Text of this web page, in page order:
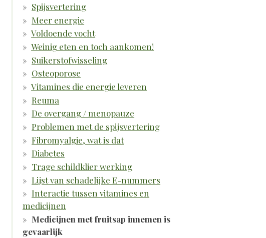
Spijsvertering
Meer energie
Voldoende vocht
Weinig eten en toch aankomen!
Suikerstofwisseling
Osteoporose
Vitamines die energie leveren
Reuma
De overgang / menopauze
Problemen met de spijsvertering
Fibromyalgie, wat is dat
Diabetes
Trage schildklier werking
Lijst van schadelijke E-nummers
Interactie tussen vitamines en
medicijnen
Medicijnen met fruitsap innemen is
gevaarlijk